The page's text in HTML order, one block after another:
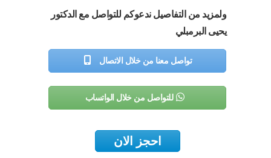
ولمزيد من التفاصيل ندعوكم للتواصل مع الدكتور
يحيى البرمبلي
تواصل معنا من خلال الاتصال
للتواصل من خلال الواتساب
احجز الان